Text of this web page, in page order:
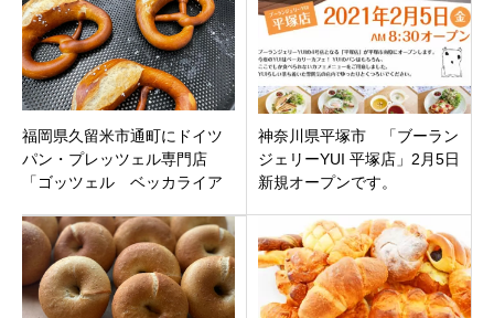
福岡県久留米市通町にドイツ
パン・プレッツェル専門店
「ゴッツェル ベッカライア
プン！
神奈川県平塚市 「ブーラン
ジェリーYUI 平塚店」2月5日
新規オープンです。